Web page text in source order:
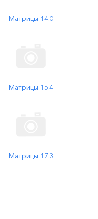
Матрицы 14.0
Матрицы 15.4
Матрицы 17.3